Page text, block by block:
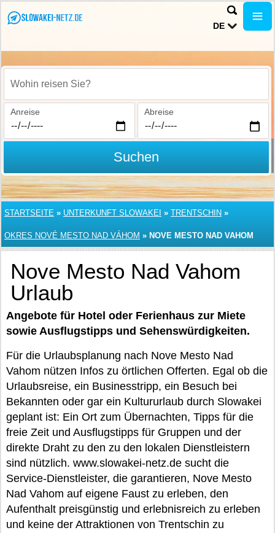
DE
Wohin reisen Sie?
Anreise Abreise
Suchen
STARTSEITE » UNTERKUNFT SLOWAKEI » TRENTSCHIN »
OKRES NOVÉ MESTO NAD VÁHOM » NOVE MESTO NAD VAHOM
Nove Mesto Nad Vahom
Urlaub
Angebote für Hotel oder Ferienhaus zur Miete
sowie Ausflugstipps und Sehenswürdigkeiten.
Für die Urlaubsplanung nach Nove Mesto Nad
Vahom nützen Infos zu örtlichen Offerten. Egal ob die
Urlaubsreise, ein Businesstripp, ein Besuch bei
Bekannten oder gar ein Kultururlaub durch Slowakei
geplant ist: Ein Ort zum Übernachten, Tipps für die
freie Zeit und Ausflugstipps für Gruppen und der
direkte Draht zu den zu den lokalen Dienstleistern
sind nützlich. www.slowakei-netz.de sucht die
Service-Dienstleister, die garantieren, Nove Mesto
Nad Vahom auf eigene Faust zu erleben, den
Aufenthalt preisgünstig und erlebnisreich zu erleben
und keine der Attraktionen von Trentschin zu